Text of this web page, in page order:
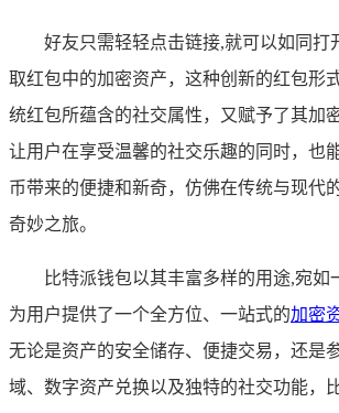
好友只需轻轻点击链接,就可以如同打
取红包中的加密资产，这种创新的红包形
统红包所蕴含的社交属性，又赋予了其加
让用户在享受温馨的社交乐趣的同时，也
币带来的便捷和新奇，仿佛在传统与现代
奇妙之旅。
比特派钱包以其丰富多样的用途,宛如
为用户提供了一个全方位、一站式的加密
无论是资产的安全储存、便捷交易，还是
域、数字资产兑换以及独特的社交功能，